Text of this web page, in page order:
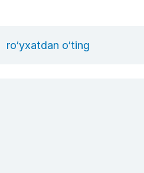
ro‘yxatdan o‘ting